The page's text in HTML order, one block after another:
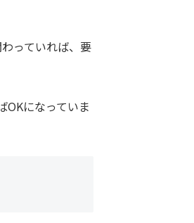
っていれば、要
OKになっていま